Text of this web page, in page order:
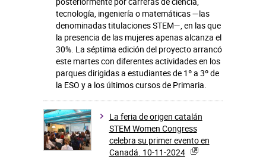
tecnología, ingeniería o matemáticas —las
denominadas titulaciones STEM—, en las que
la presencia de las mujeres apenas alcanza el
30%. La séptima edición del proyecto arrancó
este martes con diferentes actividades en los
parques dirigidas a estudiantes de 1º a 3º de
la ESO y a los últimos cursos de Primaria.
La feria de origen catalán
STEM Women Congress
celebra su primer evento en
Canadá. 10-11-2024